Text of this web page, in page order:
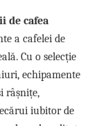
de cafea
a cafelei de
Cu o selecție
echipamente
râșnițe,
iubitor de